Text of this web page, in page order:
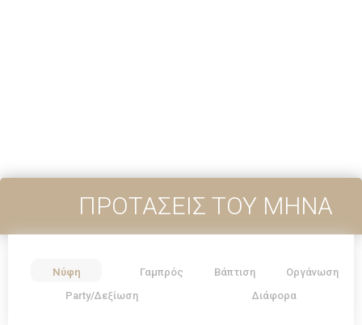
ΠΡΟΤΑΣΕΙΣ ΤΟΥ ΜΗΝΑ
Νύφη Γαμπρός Βάπτιση
Οργάνωση
Party/Δεξίωση
Διάφορα